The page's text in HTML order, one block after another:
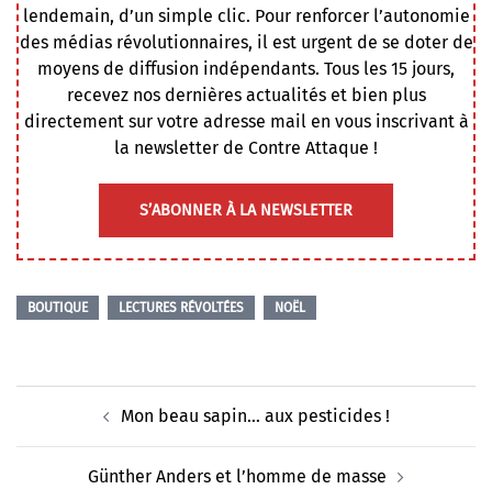
lendemain, d’un simple clic. Pour renforcer l’autonomie
des médias révolutionnaires, il est urgent de se doter de
moyens de diffusion indépendants. Tous les 15 jours,
recevez nos dernières actualités et bien plus
directement sur votre adresse mail en vous inscrivant à
la newsletter de Contre Attaque !
S’ABONNER À LA NEWSLETTER
BOUTIQUE LECTURES RÉVOLTÉES NOËL
Mon beau sapin… aux pesticides !
Günther Anders et l’homme de masse